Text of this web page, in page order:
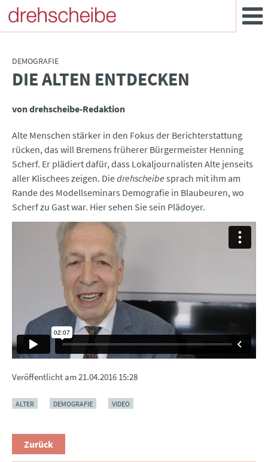
DEMOGRAFIE
:DIE ALTEN ENTDECKEN
von drehscheibe-Redaktion
Alte Menschen stärker in den Fokus der Berichterstattung
rücken, das will Bremens früherer Bürgermeister Henning
Scherf. Er plädiert dafür, dass Lokaljournalisten Alte jenseits
aller Klischees zeigen. Diedrehscheibe sprach mit ihm am
Rande des Modellseminars Demografie in Blaubeuren, wo
Scherf zu Gast war. Hier sehen Sie sein Plädoyer.
Veröffentlicht am21.04.2016 15:28
ALTER DEMOGRAFIE VIDEO
Zurück